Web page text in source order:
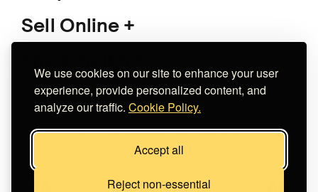
We use cookies on our site to enhance your user
experience, provide personalized content, and
analyze our traffic. Cookie Policy.
Accept all
Reject non-essential
Sell Online
Κατασκευή eshop